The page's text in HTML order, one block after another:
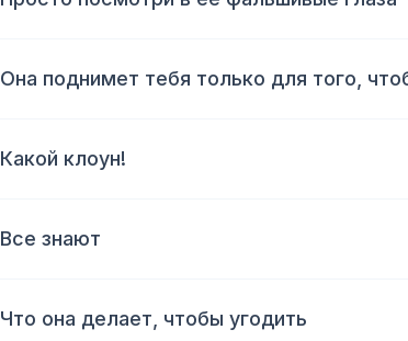
Она поднимет тебя только для того,
Какой клоун!
Все знают
Что она делает, чтобы угодить